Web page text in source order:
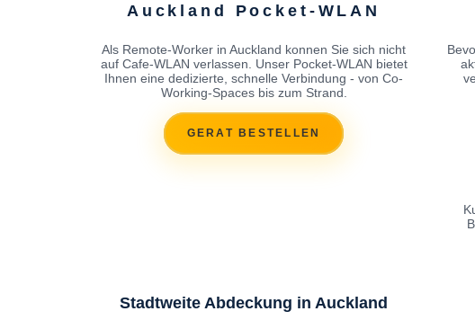
Auckland Pocket-WLAN
Als Remote-Worker in Auckland konnen Sie sich nicht
auf Cafe-WLAN verlassen. Unser Pocket-WLAN bietet
Ihnen eine dedizierte, schnelle Verbindung - von Co-
Working-Spaces bis zum Strand.
GERAT BESTELLEN
Stadtweite Abdeckung in Auckland